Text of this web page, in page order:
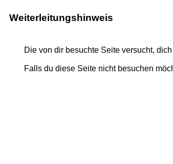
Weiterleitungshinweis
Die von dir besuchte Seite versucht,
Falls du diese Seite nicht besuchen